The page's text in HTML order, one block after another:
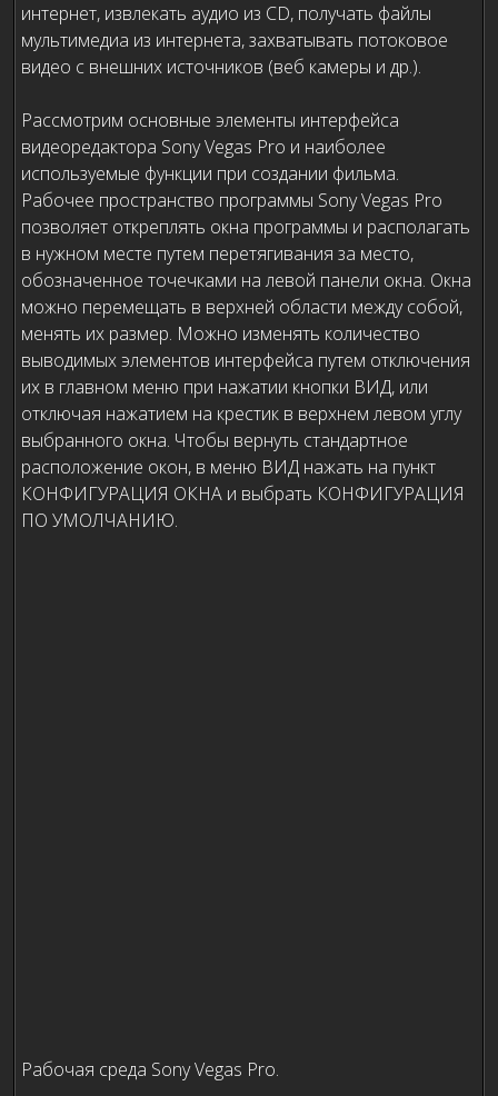
интернет, извлекать аудио из CD, получать файлы
мультимедиа из интернета, захватывать потоковое
видео с внешних источников (веб камеры и др.).
Рассмотрим основные элементы интерфейса
видеоредактора Sony Vegas Pro и наиболее
используемые функции при создании фильма.
Рабочее пространство программы Sony Vegas Pro
позволяет откреплять окна программы и располагать
в нужном месте путем перетягивания за место,
обозначенное точечками на левой панели окна. Окна
можно перемещать в верхней области между собой,
менять их размер. Можно изменять количество
выводимых элементов интерфейса путем отключения
их в главном меню при нажатии кнопки ВИД, или
отключая нажатием на крестик в верхнем левом углу
выбранного окна. Чтобы вернуть стандартное
расположение окон, в меню ВИД нажать на пункт
КОНФИГУРАЦИЯ ОКНА и выбрать КОНФИГУРАЦИЯ
ПО УМОЛЧАНИЮ.
Рабочая среда Sony Vegas Pro.